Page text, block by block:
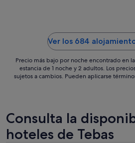
Ver los 684
Precio más bajo por noche encontrado en
estancia de 1 noche y 2 adultos. Los
sujetos a cambios. Pueden aplicarse
Consulta la
hoteles de Tebas